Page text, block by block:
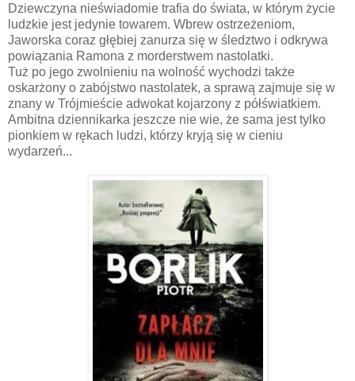
Dziewczyna nieświadomie trafia do świata, w którym życie
ludzkie jest jedynie towarem. Wbrew ostrzeżeniom,
Jaworska coraz głębiej zanurza się w śledztwo i odkrywa
powiązania Ramona z morderstwem nastolatki.
Tuż po jego zwolnieniu na wolność wychodzi także
oskarżony o zabójstwo nastolatek, a sprawą zajmuje się w
znany w Trójmieście adwokat kojarzony z półświatkiem.
Ambitna dziennikarka jeszcze nie wie, że sama jest tylko
pionkiem w rękach ludzi, którzy kryją się w cieniu
wydarzeń...